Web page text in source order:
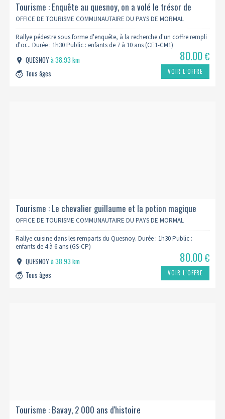
Tourisme : Enquête au quesnoy, on a volé le trésor de
vauban
OFFICE DE TOURISME COMMUNAUTAIRE DU PAYS DE MORMAL
Rallye pédestre sous forme d'enquête, à la recherche d'un coffre rempli
d'or... Durée : 1h30 Public : enfants de 7 à 10 ans (CE1-CM1)
QUESNOYà 38.93 km
Tous âges
80.00€
VOIR L’OFFRE
Tourisme : Le chevalier guillaume et la potion magique
OFFICE DE TOURISME COMMUNAUTAIRE DU PAYS DE MORMAL
Rallye cuisine dans les remparts du Quesnoy. Durée : 1h30 Public :
enfants de 4 à 6 ans (GS-CP)
QUESNOYà 38.93 km
Tous âges
80.00€
VOIR L’OFFRE
Tourisme : Bavay, 2 000 ans d'histoire